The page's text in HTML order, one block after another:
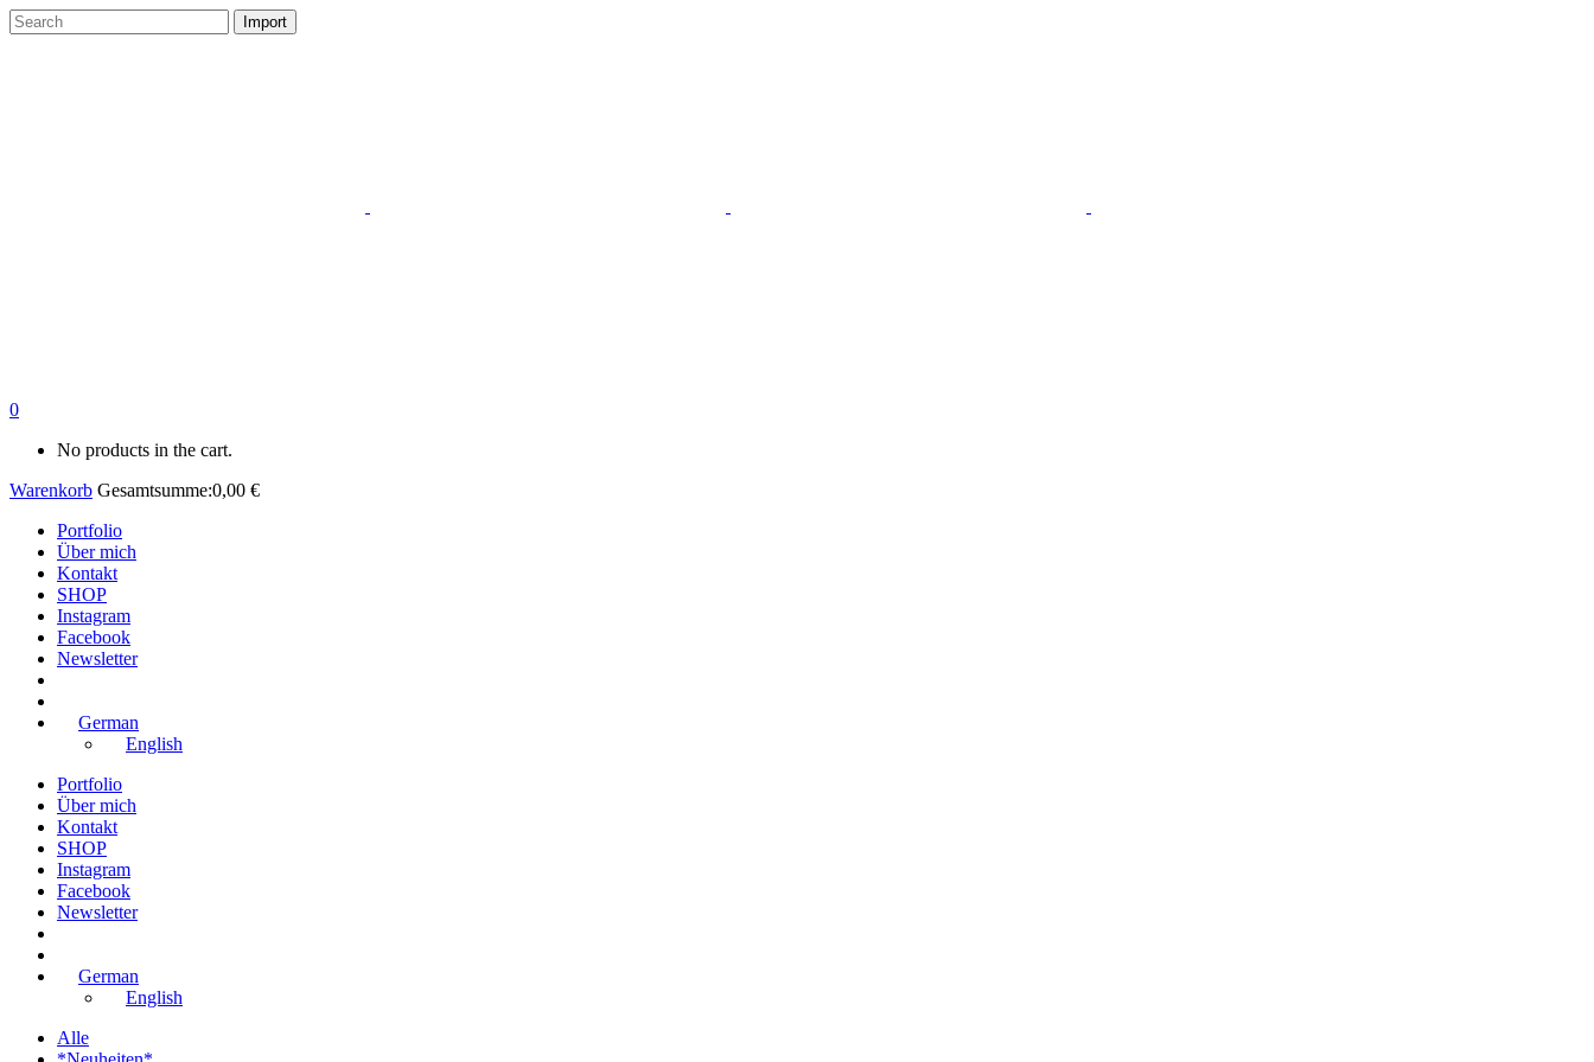
0
No products in the cart.
Warenkorb Gesamtsumme:0,00 €
Portfolio
Über mich
Kontakt
SHOP
Instagram
Facebook
Newsletter
German
English
Portfolio
Über mich
Kontakt
SHOP
Instagram
Facebook
Newsletter
German
English
Alle